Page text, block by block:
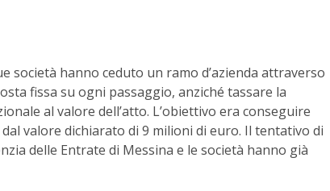
società hanno ceduto un ramo d’azienda attraverso
fissa su ogni passaggio, anziché tassare la
al valore dell’atto. L’obiettivo era conseguire
valore dichiarato di 9 milioni di euro. Il tentativo di
delle Entrate di Messina e le società hanno già